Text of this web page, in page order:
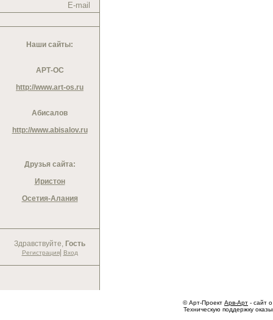
E-mail
Наши сайты:
АРТ-ОС
http://www.art-os.ru
Абисалов
http://www.abisalov.ru
Друзья сайта:
Иристон
Осетия-Алания
Здравствуйте, Гость
Регистрация| Вход
© Арт-Проект Арв-Арт - сайт
Техническую поддержку